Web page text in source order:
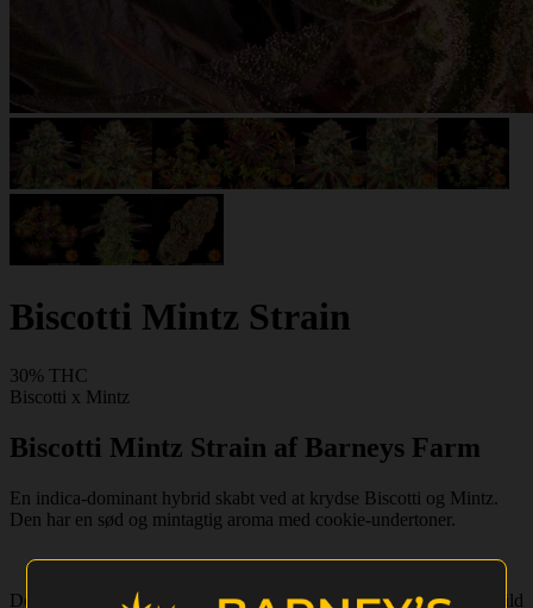
Biscotti Mintz Strain
30% THC
Biscotti x Mintz
Biscotti Mintz Strain af Barneys Farm
En indica-dominant hybrid skabt ved at krydse Biscotti og Mintz.
Den har en sød og mintagtig aroma med cookie-undertoner.
Denne sort tilbyder beroligende og euforiske virkninger med en mild